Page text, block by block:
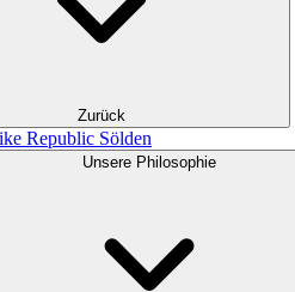
Zurück
Republic Sölden
Unsere Philosophie